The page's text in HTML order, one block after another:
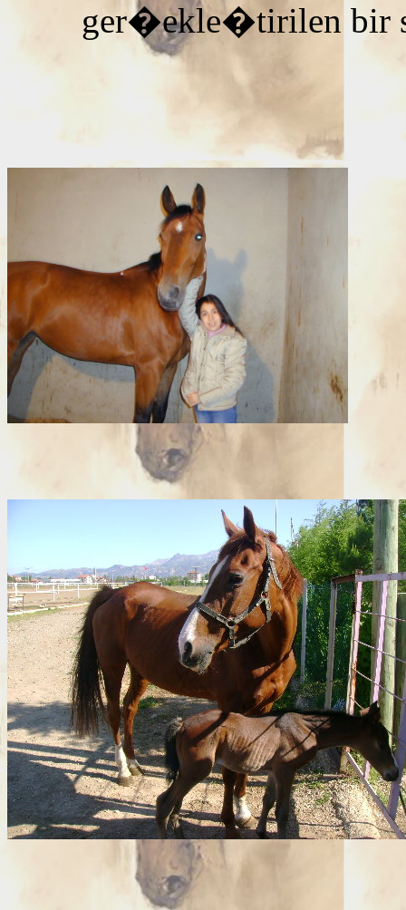
ger�ekle�tirilen bir